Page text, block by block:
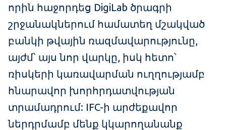
որին հաջորդեց DigiLab ծրագրի
շրջանակներում համատեղ մշակված
բանկի թվային ռազմավարությունը,
այժմ՝ այս նոր վարկը, իսկ հետո՝
ռիսկերի կառավարման ուղղությամբ
հնարավոր խորհրդատվության
տրամադրում: IFC-ի արժեքավոր
ներդրմամբ մենք կկարողանանք